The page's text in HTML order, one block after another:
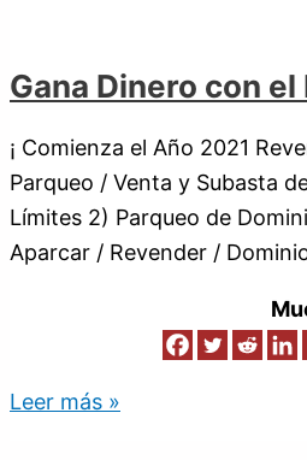
Gana Dinero con
¡ Comienza el Año 2021
Parqueo / Venta y Subasta
Límites 2) Parqueo de
Aparcar / Revender /
Leer más »